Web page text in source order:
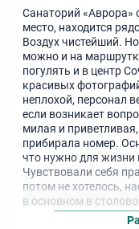
Санаторий «Аврора»
место, находится
Воздух чистейший.
можно и на
погулять и в центр
красивых
неплохой, персонал
если возникает
милая и
прибирала номер.
что нужно для жизни
Чувствовали себя
потом не хотелось,
в основном в
когда не хотелось